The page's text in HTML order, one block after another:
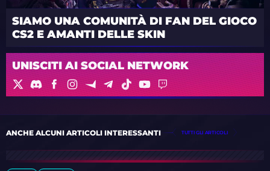
SIAMO UNA COMUNITÀ DI FAN DEL GIOCO
CS2 E AMANTI DELLE SKIN
UNISCITI AI SOCIAL NETWORK
ANCHE ALCUNI ARTICOLI INTERESSANTI TUTTI GLI ARTICOLI